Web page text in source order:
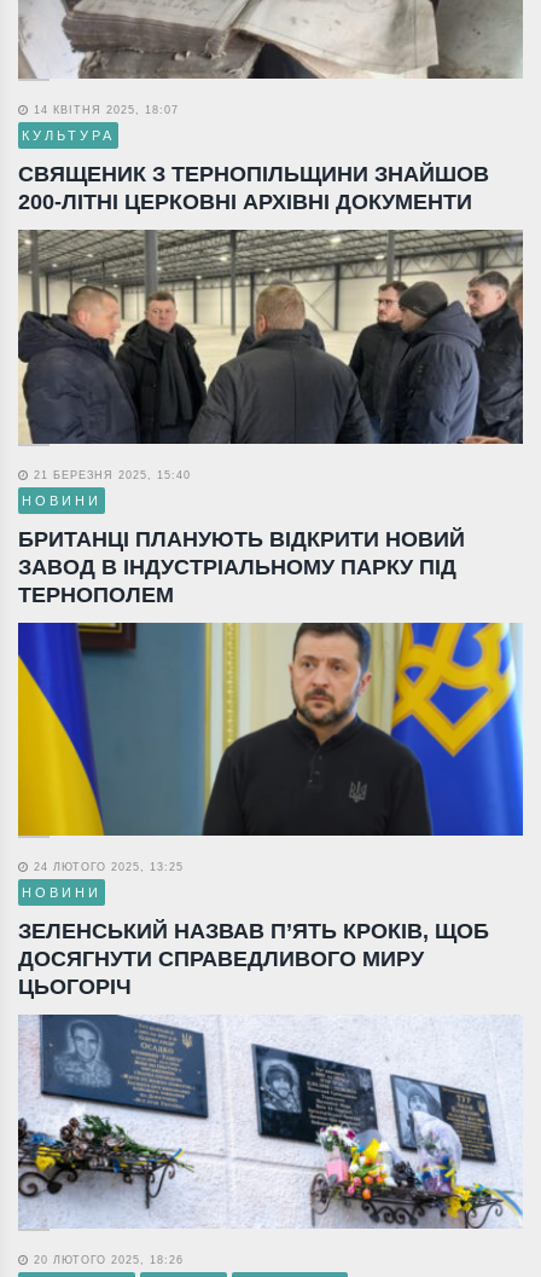
14 КВІТНЯ 2025, 18:07
КУЛЬТУРА
СВЯЩЕНИК З ТЕРНОПІЛЬЩИНИ ЗНАЙШОВ
200-ЛІТНІ ЦЕРКОВНІ АРХІВНІ ДОКУМЕНТИ
21 БЕРЕЗНЯ 2025, 15:40
НОВИНИ
БРИТАНЦІ ПЛАНУЮТЬ ВІДКРИТИ НОВИЙ
ЗАВОД В ІНДУСТРІАЛЬНОМУ ПАРКУ ПІД
ТЕРНОПОЛЕМ
24 ЛЮТОГО 2025, 13:25
НОВИНИ
ЗЕЛЕНСЬКИЙ НАЗВАВ П’ЯТЬ КРОКІВ, ЩОБ
ДОСЯГНУТИ СПРАВЕДЛИВОГО МИРУ
ЦЬОГОРІЧ
20 ЛЮТОГО 2025, 18:26